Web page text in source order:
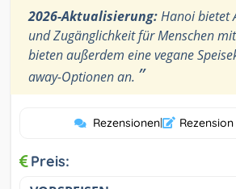
2026-Aktualisierung:Hanoi bietet
und Zugänglichkeit für Menschen
bieten außerdem eine vegane
away-Optionen an. ”
Rezensionen|
Preis: